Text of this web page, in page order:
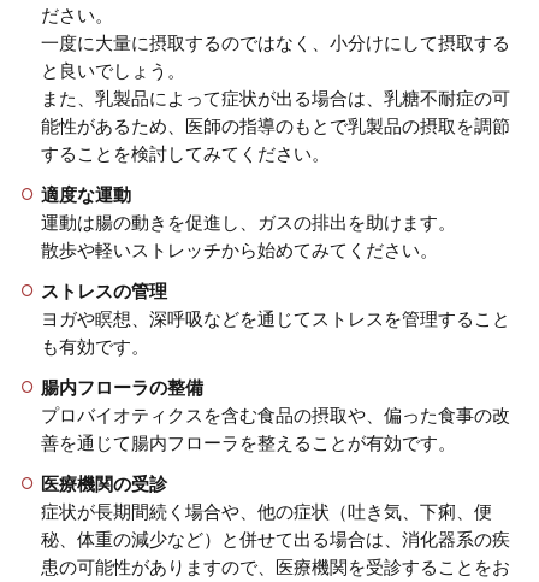
ださい。
一度に大量に摂取するのではなく、小分けにして摂取する
と良いでしょう。
また、乳製品によって症状が出る場合は、乳糖不耐症の可
能性があるため、医師の指導のもとで乳製品の摂取を調節
することを検討してみてください。
適度な運動
運動は腸の動きを促進し、ガスの排出を助けます。
散歩や軽いストレッチから始めてみてください。
ストレスの管理
ヨガや瞑想、深呼吸などを通じてストレスを管理すること
も有効です。
腸内フローラの整備
プロバイオティクスを含む食品の摂取や、偏った食事の改
善を通じて腸内フローラを整えることが有効です。
医療機関の受診
症状が長期間続く場合や、他の症状（吐き気、下痢、便
秘、体重の減少など）と併せて出る場合は、消化器系の疾
患の可能性がありますので、医療機関を受診することをお